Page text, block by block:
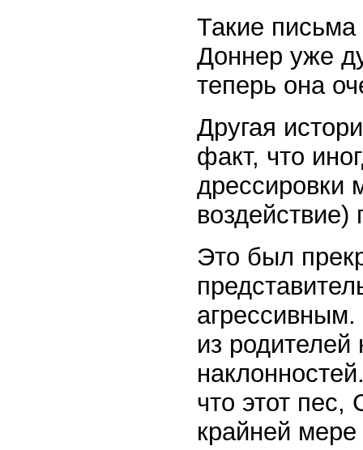
Такие
Доннер уже
теперь она
Другая
факт, что
дрессировки
воздействие)
Это был
агрессивным.
из родителей
что этот
крайней